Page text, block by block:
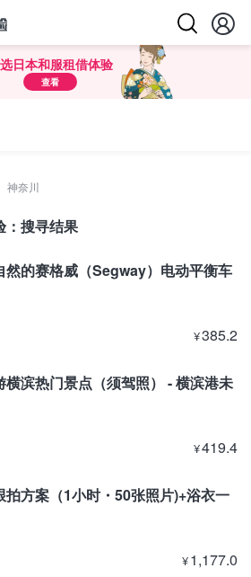
日本和服租借体验
查看
神奈川
：搜寻结果
然的赛格威（Segway）电动平衡车
¥385.2
滨热门景点（须驾照） - 横滨港未
¥419.4
拍方案（1小时・50张照片)+浴衣一
¥1,177.0